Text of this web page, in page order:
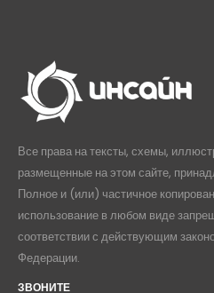
Все права на тексты, схемы,
размещенные на этом сайте,
Полное и (или) частичное
использование в любом виде
соответствии с действующим
Федерации.
ЗВОНИТЕ